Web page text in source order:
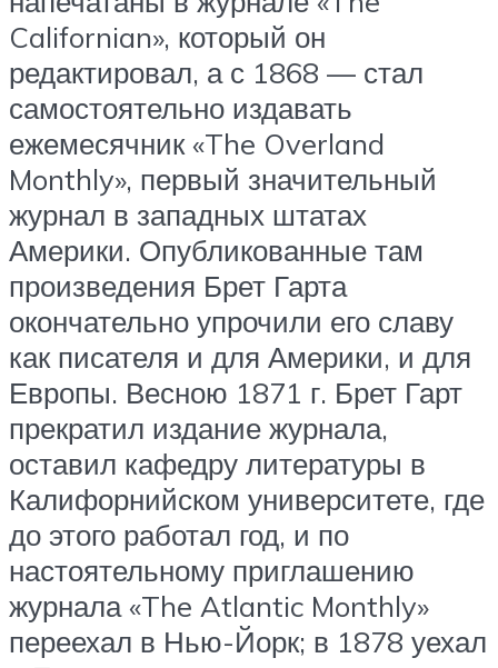
Californian», который он
редактировал, а с 1868 — стал
самостоятельно издавать
ежемесячник «The Overland
Monthly», первый значительный
журнал в западных штатах
Америки. Опубликованные там
произведения Брет Гарта
окончательно упрочили его славу
как писателя и для Америки, и для
Европы. Весною 1871 г. Брет Гарт
прекратил издание журнала,
оставил кафедру литературы в
Калифорнийском университете, где
до этого работал год, и по
настоятельному приглашению
журнала «The Atlantic Monthly»
переехал в Нью-Йорк; в 1878 уехал